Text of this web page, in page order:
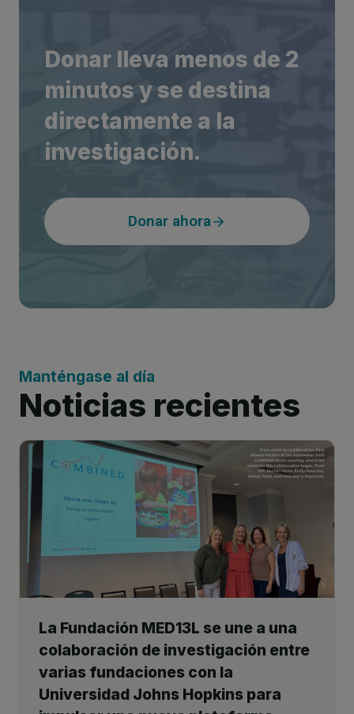
Donar lleva menos de 2
minutos y se destina
directamente a la
investigación.
Donar ahora
Manténgase al día
Noticias recientes
La Fundación MED13L se une a una
colaboración de investigación entre
varias fundaciones con la
Universidad Johns Hopkins para